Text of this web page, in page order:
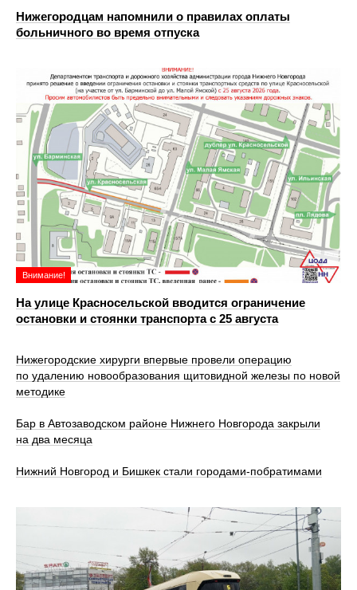
Нижегородцам напомнили о правилах оплаты
больничного во время отпуска
Внимание!
На улице Красносельской вводится ограничение
остановки и стоянки транспорта с 25 августа
Нижегородские хирурги впервые провели операцию
по удалению новообразования щитовидной железы по новой
методике
Бар в Автозаводском районе Нижнего Новгорода закрыли
на два месяца
Нижний Новгород и Бишкек стали городами-побратимами